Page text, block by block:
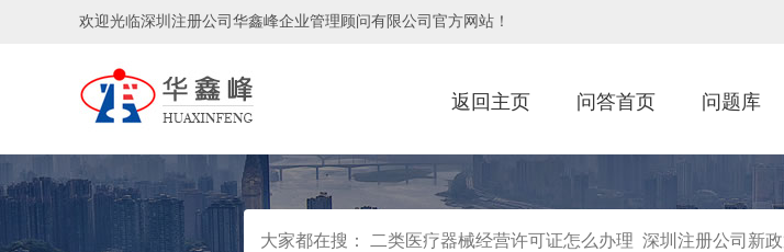
欢迎光临深圳注册公司华鑫峰企业管理顾问有限公司官方网站！
返回主页 问答首页 问题库